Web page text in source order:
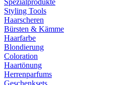
Spezialprodukte
Styling Tools
Haarscheren
Bürsten & Kämme
Haarfarbe
Blondierung
Coloration
Haartönung
Herrenparfums
Geschenksets